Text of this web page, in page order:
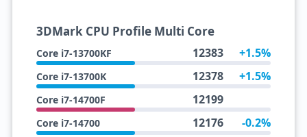
3DMark CPU Profile Multi Core
Core i7-13700KF 12383 +1.5%
Core i7-13700K 12378 +1.5%
Core i7-14700F 12199
Core i7-14700 12176 -0.2%